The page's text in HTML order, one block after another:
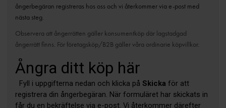
ångerbegäran registreras hos oss och vi återkommer via e-post med
nästa steg.
Observera att ångerrätten gäller konsumentköp där lagstadgad
ångerrätt finns. För företagsköp/B2B gäller våra ordinarie köpvillkor.